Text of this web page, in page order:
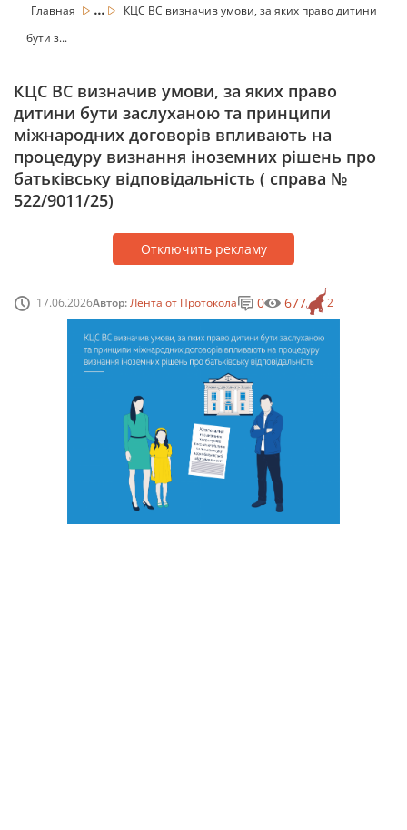
Главная ...
КЦС ВС визначив умови, за яких право дитини
бути з...
КЦС ВС визначив умови, за яких право
дитини бути заслуханою та принципи
міжнародних договорів впливають на
процедуру визнання іноземних рішень про
батьківську відповідальність ( справа №
522/9011/25)
Отключить рекламу
17.06.2026Автор:Лента от Протокола 2
0 677